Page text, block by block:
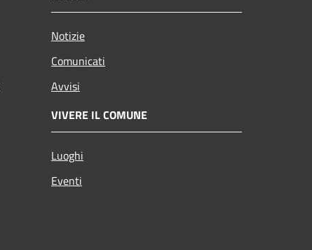
Notizie
Comunicati
Avvisi
VIVERE IL COMUNE
Luoghi
Eventi